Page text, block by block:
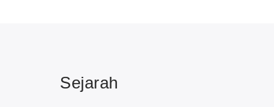
Sejarah